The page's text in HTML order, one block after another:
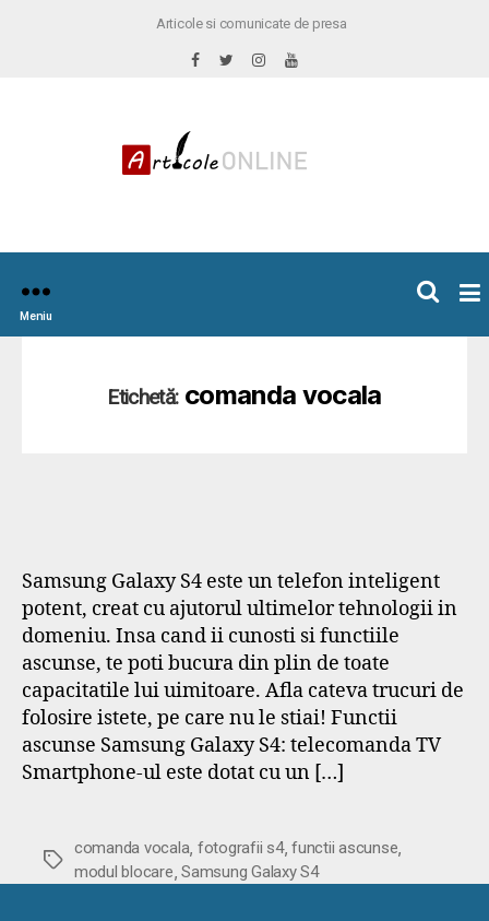
Articole si comunicate de presa
Meniu
Etichetă: comanda vocala
Samsung Galaxy S4 este un telefon inteligent
potent, creat cu ajutorul ultimelor tehnologii in
domeniu. Insa cand ii cunosti si functiile
ascunse, te poti bucura din plin de toate
capacitatile lui uimitoare. Afla cateva trucuri de
folosire istete, pe care nu le stiai! Functii
ascunse Samsung Galaxy S4: telecomanda TV
Smartphone-ul este dotat cu un […]
Etichete
comanda vocala, fotografii s4,functii ascunse,
modul blocare,Samsung Galaxy S4